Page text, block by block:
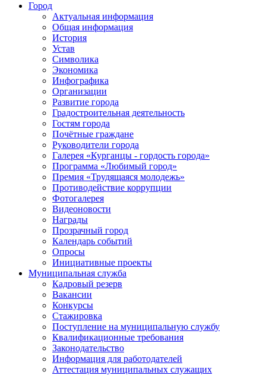
Город
Актуальная информация
Общая информация
История
Устав
Символика
Экономика
Инфографика
Организации
Развитие города
Градостроительная деятельность
Гостям города
Почётные граждане
Руководители города
Галерея «Курганцы - гордость города»
Программа «Любимый город»
Премия «Трудящаяся молодежь»
Противодействие коррупции
Фотогалерея
Видеоновости
Награды
Прозрачный город
Календарь событий
Опросы
Инициативные проекты
Муниципальная служба
Кадровый резерв
Вакансии
Конкурсы
Стажировка
Поступление на муниципальную службу
Квалификационные требования
Законодательство
Информация для работодателей
Аттестация муниципальных служащих